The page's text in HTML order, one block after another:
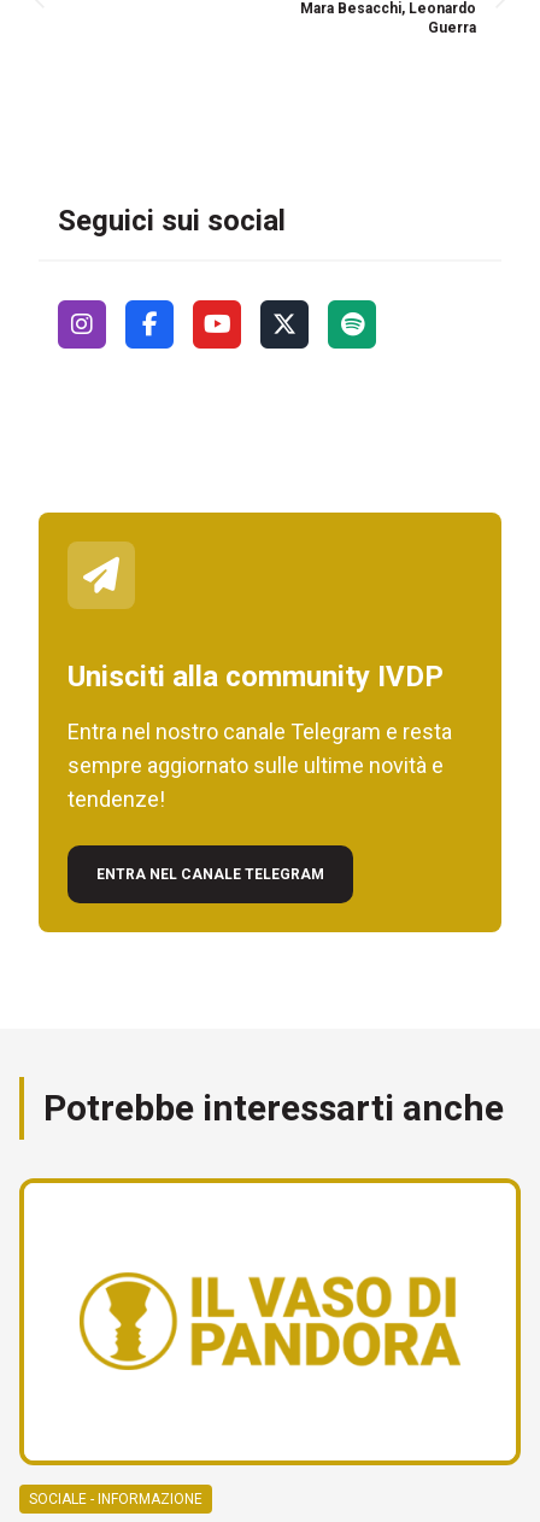
Mara Besacchi, Leonardo
Guerra
Seguici sui social
Unisciti alla community IVDP
Entra nel nostro canale Telegram e resta
sempre aggiornato sulle ultime novità e
tendenze!
ENTRA NEL CANALE TELEGRAM
Potrebbe interessarti anche
SOCIALE - INFORMAZIONE